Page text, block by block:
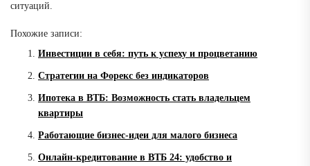
ситуаций.
Похожие записи:
Инвестиции в себя: путь к успеху и процветанию
Стратегии на Форекс без индикаторов
Ипотека в ВТБ: Возможность стать владельцем
квартиры
Работающие бизнес-идеи для малого бизнеса
Онлайн-кредитование в ВТБ 24: удобство и